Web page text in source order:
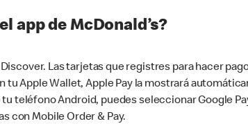
app de McDonald’s?
Las tarjetas que registres para hacer
Apple Wallet, Apple Pay la mostrará
tu teléfono Android, puedes seleccionar Google
con Mobile Order & Pay.